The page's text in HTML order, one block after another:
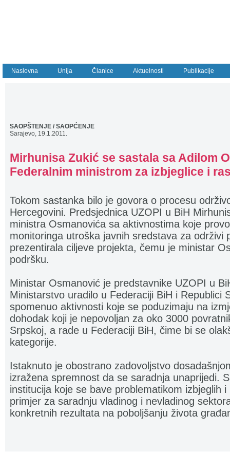
Naslovna Unija Članice Aktuelnosti Publikacije
SAOPŠTENJE / SAOPĆENJE
Sarajevo, 19.1.2011.
Mirhunisa Zukić se sastala sa Adilom
Federalnim ministrom za izbjeglice i
Tokom sastanka bilo je govora o procesu
Hercegovini. Predsjednica UZOPI u BiH
ministra Osmanovića sa aktivnostima koje
monitoringa utroška javnih sredstava za održivi
prezentirala ciljeve projekta, čemu je ministar
podršku.
Ministar Osmanović je predstavnike UZOPI u
Ministarstvo uradilo u Federaciji BiH i Republici
spomenuo aktivnosti koje se poduzimaju na
dohodak koji je nepovoljan za oko 3000
Srpskoj, a rade u Federaciji BiH, čime bi se
kategorije.
Istaknuto je obostrano zadovoljstvo
izražena spremnost da se saradnja unaprijedi.
institucija koje se bave problematikom izbjeglih
primjer za saradnju vladinog i nevladinog
konkretnih rezultata na poboljšanju života